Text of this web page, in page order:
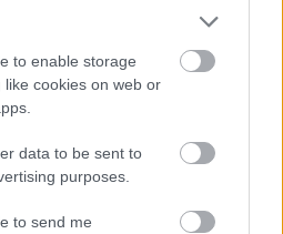
to enable storage
cookies on web or
data to be sent to
purposes.
to send me
nem hoztunk receptet,
különleges, hamuban
mutatunk be ...